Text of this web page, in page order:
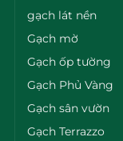
gạch lát nền
Gạch mờ
Gạch ốp tường
Gạch Phủ Vàng
Gạch sân vườn
Gạch Terrazzo